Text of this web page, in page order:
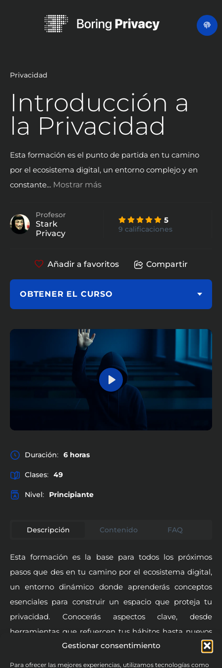
Gestionar consentimiento
Para ofrecer las mejores experiencias, utilizamos tecnologías como
Privacidad
Introducción a
la Privacidad
Esta formación es el punto de partida en tu camino
por el ecosistema digital, un entorno complejo y en
constante... Mostrar más
Profesor
Stark
Privacy
5
9 calificaciones
Añadir a favoritos Compartir
OBTENER EL CURSO
MuteSettings
Play
Duración: 6 horas
Clases: 49
Nivel: Principiante
Descripción Contenido FAQ
Esta formación es la base para todos los próximos
pasos que des en tu camino por el ecosistema digital,
un entorno dinámico donde aprenderás conceptos
esenciales para construir un espacio que proteja tu
privacidad. Conocerás aspectos clave, desde
herramientas que refuercen tus hábitos hasta nuevos
hábitos que deberás aplicar, además de la correcta
identificación de dispositivos que te permitan crear un